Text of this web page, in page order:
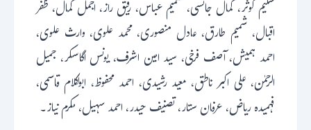
سلیم کوثر، کمال جائسی، شمیم عباس، رفیق راز، اجمل کمال، ظفر
اقبال، شمیم طارق، عادل منصوری، محمد علوی، وارث علوی،
احمد ہمیش، آصف فرخی، سید امین اشرف، یونس اگاسکر، جمیل
الرحمٰن، علی اکبر ناطق، معید رشیدی، احمد محفوظ، ابولکلام قاسمی،
فہمیدہ ریاض، عرفان ستار، تصنیف حیدر، احمد سہیل، مکرم نیاز۔